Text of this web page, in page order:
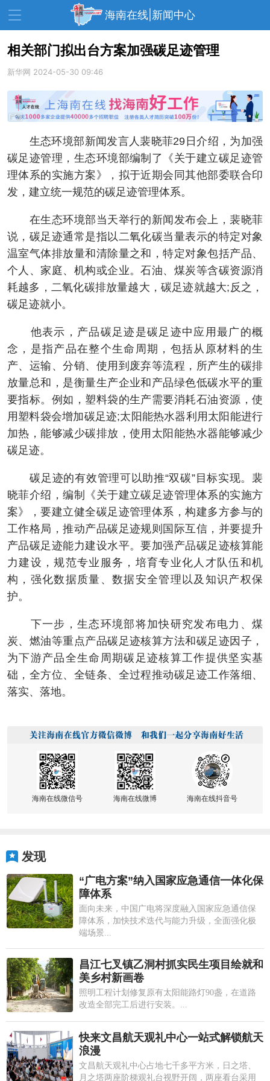
海南在线|新闻中心
资讯中心 热点
文体 财经
教育 健康 房产
家装 交通 美食
生活 演出 活动
展会 走读海南 周末去哪儿
人才在线 天涯企服
相关部门拟出台方案加强碳足迹管理
新华网 2024-05-30 09:46
生态环境部新闻发言人裴晓菲29日介绍，为加强
碳足迹管理，生态环境部编制了《关于建立碳足迹管
理体系的实施方案》，拟于近期会同其他部委联合印
发，建立统一规范的碳足迹管理体系。
在生态环境部当天举行的新闻发布会上，裴晓菲
说，碳足迹通常是指以二氧化碳当量表示的特定对象
温室气体排放量和清除量之和，特定对象包括产品、
个人、家庭、机构或企业。石油、煤炭等含碳资源消
耗越多，二氧化碳排放量越大，碳足迹就越大;反之，
碳足迹就小。
他表示，产品碳足迹是碳足迹中应用最广的概
念，是指产品在整个生命周期，包括从原材料的生
产、运输、分销、使用到废弃等流程，所产生的碳排
放量总和，是衡量生产企业和产品绿色低碳水平的重
要指标。例如，塑料袋的生产需要消耗石油资源，使
用塑料袋会增加碳足迹;太阳能热水器利用太阳能进行
加热，能够减少碳排放，使用太阳能热水器能够减少
碳足迹。
碳足迹的有效管理可以助推“双碳”目标实现。裴
晓菲介绍，编制《关于建立碳足迹管理体系的实施方
案》，要建立健全碳足迹管理体系，构建多方参与的
工作格局，推动产品碳足迹规则国际互信，并要提升
产品碳足迹能力建设水平。要加强产品碳足迹核算能
力建设，规范专业服务，培育专业化人才队伍和机
构，强化数据质量、数据安全管理以及知识产权保
护。
下一步，生态环境部将加快研究发布电力、煤
炭、燃油等重点产品碳足迹核算方法和碳足迹因子，
为下游产品全生命周期碳足迹核算工作提供坚实基
础，全方位、全链条、全过程推动碳足迹工作落细、
落实、落地。
海南在线微信号 海南在线微博 海南在线抖音号
发现
“广电方案”纳入国家应急通信一体化保
障体系
面向未来，中国广电将深度融入国家应急通信保
障体系，加快技术迭代与能力升级，全面强化极
端场景...
昌江七叉镇乙洞村抓实民生项目绘就和
美乡村新画卷
照明工程计划修复原有太阳能路灯90盏，在道路
改造全部完工后进行安装。...
快来文昌航天观礼中心一站式解锁航天
浪漫
文昌航天观礼中心占地七千多平方米，日之塔、
月之塔两座阶梯观礼台视野开阔，两座看台采用